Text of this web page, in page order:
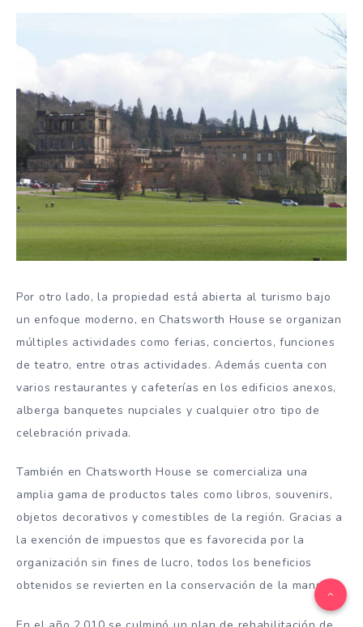
Por otro lado, la propiedad está abierta al turismo bajo
un enfoque moderno, en Chatsworth House se organizan
múltiples actividades como ferias, conciertos, funciones
de teatro, entre otras actividades. Además cuenta con
varios restaurantes y cafeterías en los edificios anexos,
alberga banquetes nupciales y cualquier otro tipo de
celebración privada.
También en Chatsworth House se comercializa una
amplia gama de productos tales como libros, souvenirs,
objetos decorativos y comestibles de la región. Gracias a
la exención de impuestos que es favorecida por la
organización sin fines de lucro, todos los beneficios
obtenidos se revierten en la conservación de la mansión.